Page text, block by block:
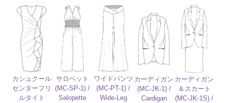
カシュクール
センターフリ
ルタイト
サロペット
(MC-SP-1) /
Salopette
ワイドパンツ
(MC-PT-1) /
Wide-Leg
カーディガン
(MC-JK-1) /
Cardigan
カーディガン
＆スカート
(MC-JK-1S) /